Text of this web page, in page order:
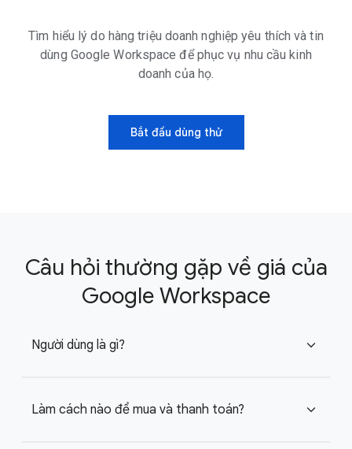
Tìm hiểu lý do hàng triệu doanh nghiệp yêu thích và tin
dùng Google Workspace để phục vụ nhu cầu kinh
doanh của họ.
Bắt đầu dùng thử
Câu hỏi thường gặp về giá của
Google Workspace
Người dùng là gì? expand_more
Làm cách nào để mua và thanh toán? expand_more